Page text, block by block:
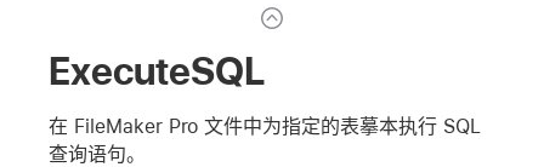
ExecuteSQL
在 FileMaker Pro 文件中为指定的表摹本执行 SQL
查询语句。